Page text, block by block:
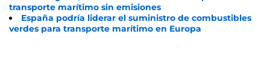
transporte marítimo sin emisiones
España podría liderar el suministro de combustibles
verdes para transporte marítimo en Europa